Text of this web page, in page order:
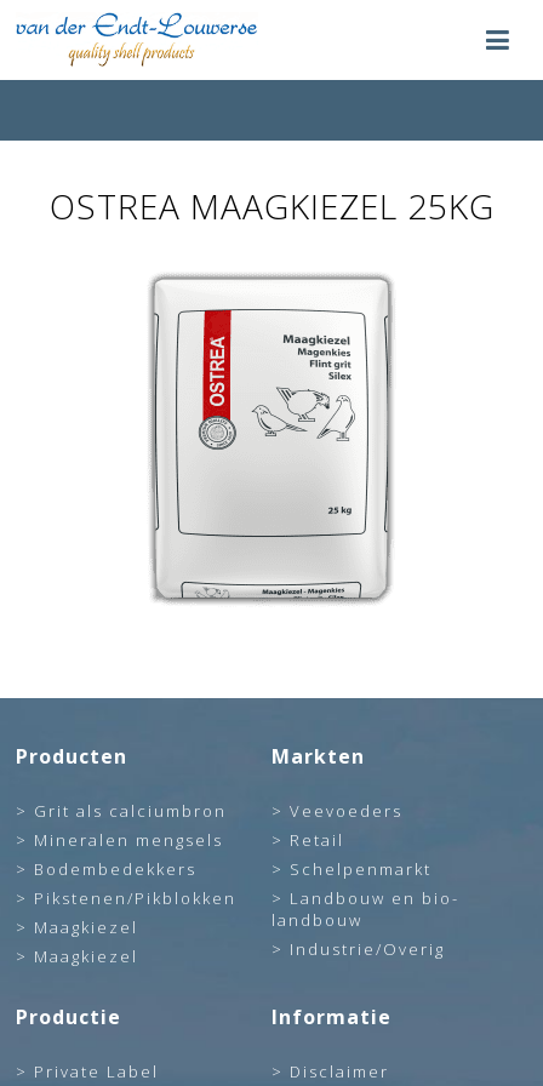
OSTREA MAAGKIEZEL 25KG
Producten
Grit als calciumbron
Mineralen mengsels
Bodembedekkers
Pikstenen/Pikblokken
Maagkiezel
Maagkiezel
Markten
Veevoeders
Retail
Schelpenmarkt
Landbouw en bio-
landbouw
Industrie/Overig
Productie
Private Label
Informatie
Disclaimer